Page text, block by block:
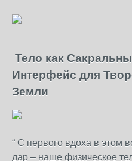
Тело как
Интерфейс для
Земли
“ С первого вдоха в этом
дар – наше физическое